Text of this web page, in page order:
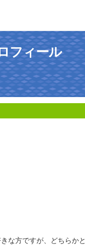
フィール
な方ですが、どちらか